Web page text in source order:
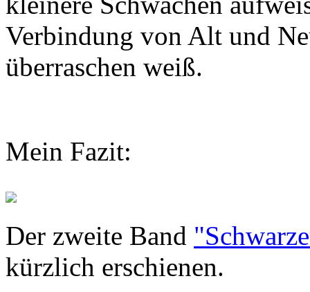
Verbindung von Alt und
überraschen weiß.
Mein Fazit:
Der zweite Band
kürzlich erschienen.